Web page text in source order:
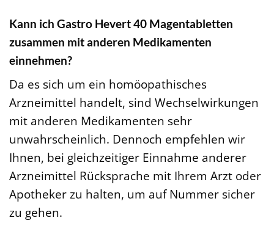
Kann ich Gastro Hevert 40 Magentabletten
zusammen mit anderen Medikamenten
einnehmen?
Da es sich um ein homöopathisches
Arzneimittel handelt, sind Wechselwirkungen
mit anderen Medikamenten sehr
unwahrscheinlich. Dennoch empfehlen wir
Ihnen, bei gleichzeitiger Einnahme anderer
Arzneimittel Rücksprache mit Ihrem Arzt oder
Apotheker zu halten, um auf Nummer sicher
zu gehen.